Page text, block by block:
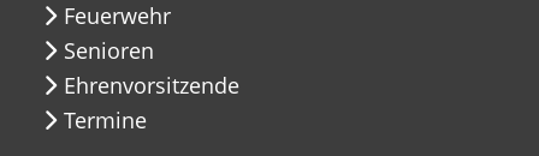
Feuerwehr
Senioren
Ehrenvorsitzende
Termine